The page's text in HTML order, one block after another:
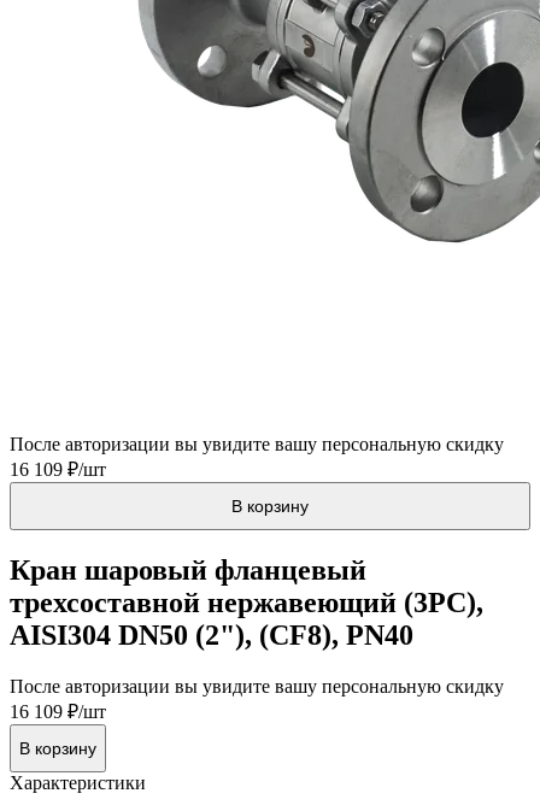
После авторизации вы увидите вашу персональную скидку
16 109 ₽/шт
В корзину
Кран шаровый фланцевый
трехсоставной нержавеющий (3PC),
AISI304 DN50 (2"), (CF8), PN40
После авторизации вы увидите вашу персональную скидку
16 109 ₽/шт
В корзину
Характеристики